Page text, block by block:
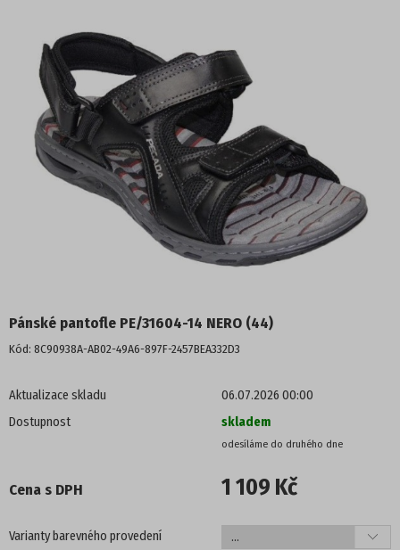
SANDÁLE
POLOBOTKY
TENISKY
KOTNÍKOVÁ OBUV
ZIMNÍ OBUV
Pánské pantofle PE/31604-14 NERO (44)
Kód: 8C90938A-AB02-49A6-897F-2457BEA332D3
Aktualizace skladu
06.07.2026 00:00
Dostupnost
skladem
Cena s DPH 1 109 Kč
Varianty barevného provedení